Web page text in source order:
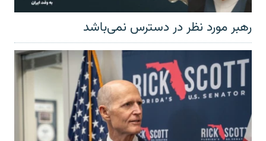
رهبر مورد نظر در دسترس نمی‌باشد